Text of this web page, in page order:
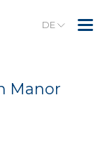
DE
Manor